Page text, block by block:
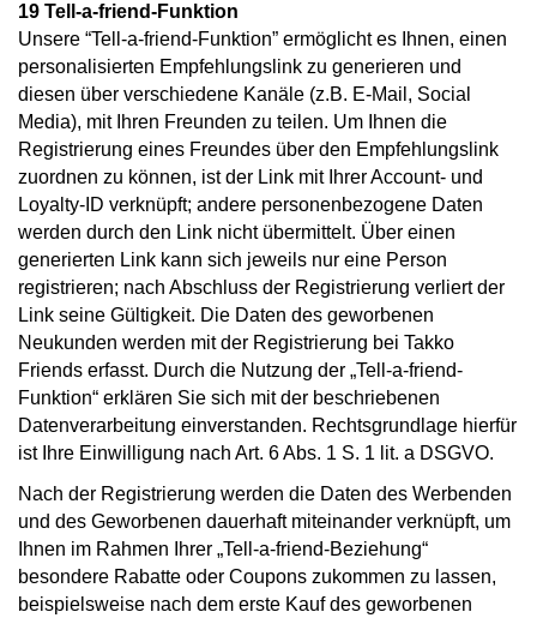
19 Tell-a-friend-Funktion
Unsere “Tell-a-friend-Funktion” ermöglicht es Ihnen, einen
personalisierten Empfehlungslink zu generieren und
diesen über verschiedene Kanäle (z.B. E-Mail, Social
Media), mit Ihren Freunden zu teilen. Um Ihnen die
Registrierung eines Freundes über den Empfehlungslink
zuordnen zu können, ist der Link mit Ihrer Account- und
Loyalty-ID verknüpft; andere personenbezogene Daten
werden durch den Link nicht übermittelt. Über einen
generierten Link kann sich jeweils nur eine Person
registrieren; nach Abschluss der Registrierung verliert der
Link seine Gültigkeit. Die Daten des geworbenen
Neukunden werden mit der Registrierung bei Takko
Friends erfasst. Durch die Nutzung der „Tell-a-friend-
Funktion“ erklären Sie sich mit der beschriebenen
Datenverarbeitung einverstanden. Rechtsgrundlage hierfür
ist Ihre Einwilligung nach Art. 6 Abs. 1 S. 1 lit. a DSGVO.
Nach der Registrierung werden die Daten des Werbenden
und des Geworbenen dauerhaft miteinander verknüpft, um
Ihnen im Rahmen Ihrer „Tell-a-friend-Beziehung“
besondere Rabatte oder Coupons zukommen zu lassen,
beispielsweise nach dem erste Kauf des geworbenen